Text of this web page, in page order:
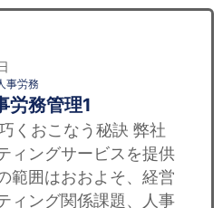
事労務
労務管理1
くおこなう秘訣 弊社
ィングサービスを提供
範囲はおおよそ、経営
ィング関係課題、人事